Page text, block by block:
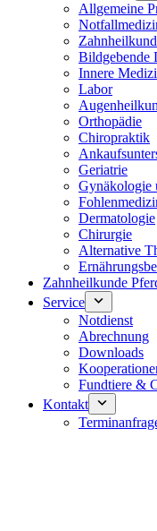
Allgemeine
Bildgebende
Innere
Labor
Orthopädie
Chiropraktik
Geriatrie
Gynäkologie
Dermatologie
Chirurgie
Alternative
Zahnheilkunde
Service
Notdienst
Abrechnung
Downloads
Fundtiere &
Kontakt